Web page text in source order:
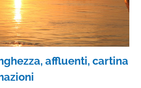
affluenti, cartina